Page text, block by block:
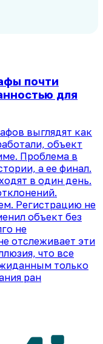
почти
для
выглядят как
объект
Проблема в
а ее финал.
в один день.
Регистрацию не
объект без
не
отслеживает эти
что все
только
ран